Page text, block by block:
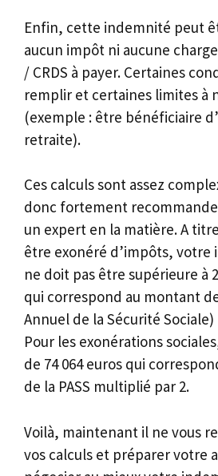
Enfin, cette indemnité peut
aucun impôt ni aucune
/ CRDS à payer. Certaines
remplir et certaines limites à
(exemple : être bénéficiaire
retraite).
Ces calculs sont assez
donc fortement
un expert en la matière. A
être exonéré d’impôts,
ne doit pas être supérieure à
qui correspond au montant
Annuel de la Sécurité
Pour les exonérations
de 74 064 euros qui
de la PASS multiplié par 2.
Voilà, maintenant il ne vous
vos calculs et préparer votre